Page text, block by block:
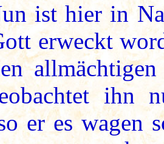
ist hier in
erweckt
ihn
er es wagen